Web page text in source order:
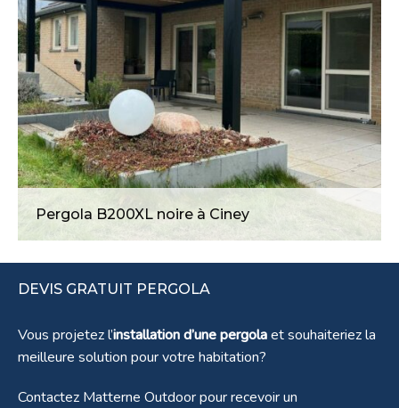
Pergola B200XL en province du
Luxembourg
en province de Namur
Pergola B200XL noire à Ciney
DEVIS GRATUIT PERGOLA
Vous projetez l’installation d’une pergolaet souhaiteriez la
meilleure solution pour votre habitation?
Contactez Matterne Outdoor pour recevoir un